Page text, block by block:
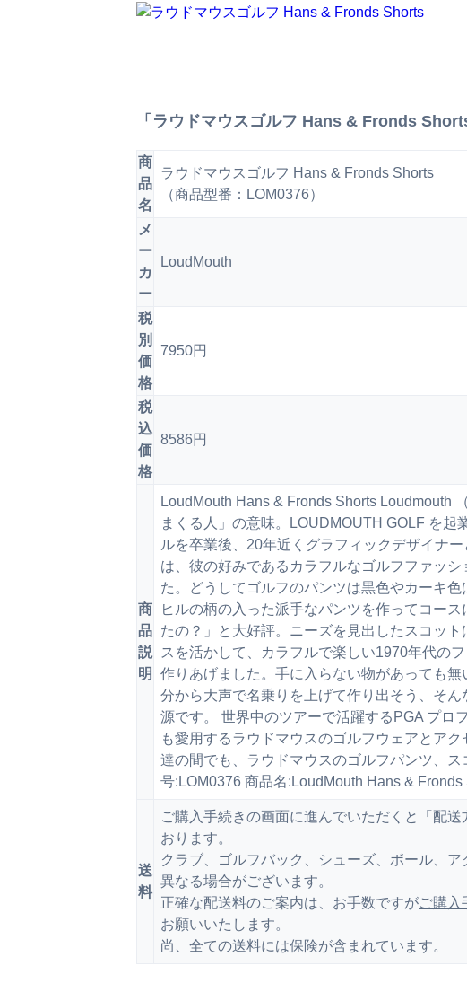
「ラウドマウスゴルフ Hans & Fronds
商
品
名
ラウドマウスゴルフ Hans & Fronds Shorts
（商品型番：LOM0376）
メ
ー
カ
ー
LoudMouth
税
別
価
格
7950円
税
込
価
格
8586円
商
品
説
明
LoudMouth Hans & Fronds Shorts Loudmouth
まくる人」の意味。LOUDMOUTH GOLF を
ルを卒業後、20年近くグラフィックデザイナ
は、彼の好みであるカラフルなゴルフファッ
た。どうしてゴルフのパンツは黒色やカーキ
ヒルの柄の入った派手なパンツを作ってコー
たの？」と大好評。ニーズを見出したスコッ
スを活かして、カラフルで楽しい1970年代の
作りあげました。手に入らない物があっても
分から大声で名乗りを上げて作り出そう、そ
源です。 世界中のツアーで活躍するPGA プ
も愛用するラウドマウスのゴルフウェアとア
達の間でも、ラウドマウスのゴルフパンツ、
号:LOM0376 商品名:LoudMouth Hans & Fronds
送
料
ご購入手続きの画面に進んでいただくと「配
おります。
クラブ、ゴルフバック、シューズ、ボール、
異なる場合がございます。
正確な配送料のご案内は、お手数ですがご購入
お願いいたします。
尚、全ての送料には保険が含まれています。